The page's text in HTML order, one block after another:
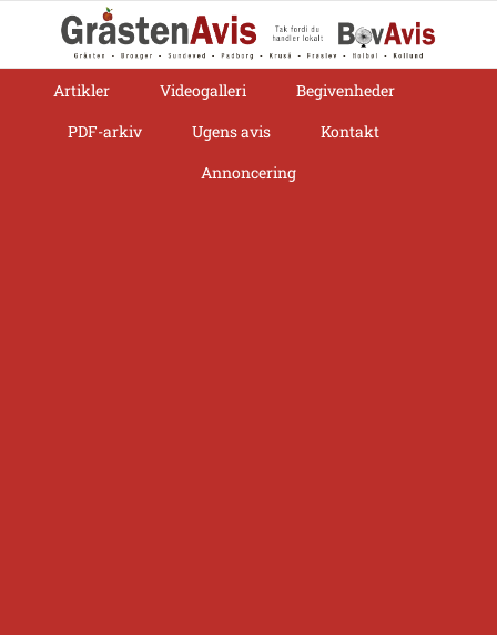
Artikler
Videogalleri
Begivenheder
PDF-arkiv
Ugens avis
Kontakt
Annoncering